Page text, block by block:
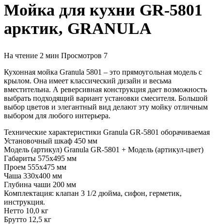
Мойка для кухни GR-5801
арктик, GRANULA
На чтение 2 мин Просмотров 7
Кухонная мойка Granula 5801 – это прямоугольная модель с
крылом. Она имеет классический дизайн и весьма
вместительна. А реверсивная конструкция дает возможность
выбрать подходящий вариант установки смесителя. Большой
выбор цветов и элегантный вид делают эту мойку отличным
выбором для любого интерьера.
Технические характеристики Granula GR-5801 оборачиваемая
Установочный шкаф 450 мм
Модель (артикул) Granula GR-5801 + Модель (артикул-цвет)
Габариты 575х495 мм
Проем 555х475 мм
Чаша 330х400 мм
Глубина чаши 200 мм
Комплектация: клапан 3 1/2 дюйма, сифон, герметик,
инструкция.
Нетто 10,0 кг
Брутто 12,5 кг